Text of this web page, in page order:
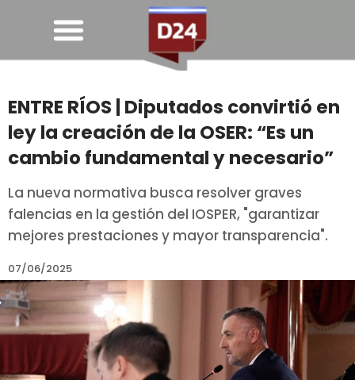
ENTRE RÍOS | Diputados convirtió en
ley la creación de la OSER: “Es un
cambio fundamental y necesario”
La nueva normativa busca resolver graves
falencias en la gestión del IOSPER, "garantizar
mejores prestaciones y mayor transparencia".
07/06/2025